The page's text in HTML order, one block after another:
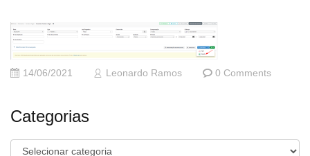
14/06/2021 Leonardo Ramos 0 Comments
Categorias
Categorias